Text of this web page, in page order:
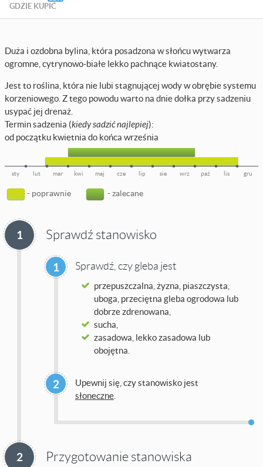
GDZIE KUPIĆ
Duża i ozdobna bylina, która posadzona w słońcu wytwarza
ogromne, cytrynowo-białe lekko pachnące kwiatostany.
Jest to roślina, która nie lubi stagnującej wody w obrębie systemu
korzeniowego. Z tego powodu warto na dnie dołka przy sadzeniu
usypać jej drenaż.
Termin sadzenia (kiedy sadzić najlepiej):
od początku kwietnia do końca września
sty lut mar kwi maj cze lip sie wrz paź lis gru
- poprawnie - zalecane
1 Sprawdź stanowisko
1 Sprawdź, czy gleba jest
przepuszczalna, żyzna, piaszczysta,
uboga, przeciętna gleba ogrodowa lub
dobrze zdrenowana,
sucha,
zasadowa, lekko zasadowa lub
obojętna.
2
Upewnij się, czy stanowisko jest
słoneczne
2 Przygotowanie stanowiska